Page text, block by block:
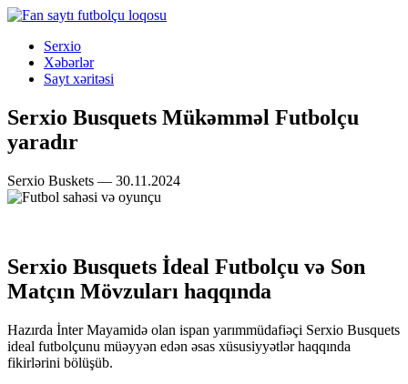
Serxio
Xəbərlər
Sayt xəritəsi
Serxio Busquets Mükəmməl Futbolçu
yaradır
Serxio Buskets — 30.11.2024
Serxio Busquets İdeal Futbolçu və Son
Matçın Mövzuları haqqında
Hazırda İnter Mayamidə olan ispan yarımmüdafiəçi Serxio Busquets
ideal futbolçunu müəyyən edən əsas xüsusiyyətlər haqqında
fikirlərini bölüşüb.